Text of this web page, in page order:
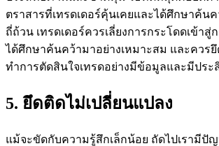
ตราสารที่เทรดเดอร์คุ้นเคยและได้ศึกษาค้น
ถี่ถ้วน เทรดเดอร์ควรเลี่ยงการกระโดดเข้า
ได้ศึกษาค้นคว้ามาอย่างเหมาะสม และควร
ทำการตัดสินใจเทรดอย่างมีข้อมูลและมีประ
5. ยึดติดไม่เปลี่ยนแปลง
แม้จะขัดกับความรู้สึกเล็กน้อย ถัดไปเรามีปั